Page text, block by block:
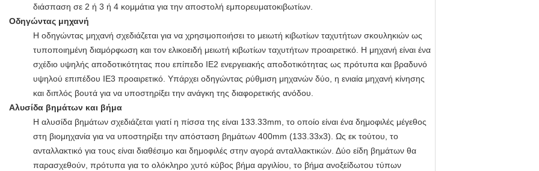
διάσπαση σε 2 ή 3 ή 4 κομμάτια για την αποστολή εμπορευματοκιβωτίων.
Οδηγώντας μηχανή
Η οδηγώντας μηχανή σχεδιάζεται για να χρησιμοποιήσει το μειωτή κιβωτίων ταχυτήτων σκουληκιών ως
τυποποιημένη διαμόρφωση και τον ελικοειδή μειωτή κιβωτίων ταχυτήτων προαιρετικό. Η μηχανή είναι ένα
σχέδιο υψηλής αποδοτικότητας που επίπεδο IE2 ενεργειακής αποδοτικότητας ως πρότυπα και βραδυνό
υψηλού επιπέδου IE3 προαιρετικό. Υπάρχει οδηγώντας ρύθμιση μηχανών δύο, η ενιαία μηχανή κίνησης
και διπλός βουτά για να υποστηρίξει την ανάγκη της διαφορετικής ανόδου.
Αλυσίδα βημάτων και βήμα
Η αλυσίδα βημάτων σχεδιάζεται γιατί η πίσσα της είναι 133.33mm, το οποίο είναι ένα δημοφιλές μέγεθος
στη βιομηχανία για να υποστηρίξει την απόσταση βημάτων 400mm (133.33x3). Ως εκ τούτου, το
ανταλλακτικό για τους είναι διαθέσιμο και δημοφιλές στην αγορά ανταλλακτικών. Δύο είδη βημάτων θα
παρασχεθούν, πρότυπα για το ολόκληρο χυτό κύβος βήμα αργιλίου, το βήμα ανοξείδωτου τύπων